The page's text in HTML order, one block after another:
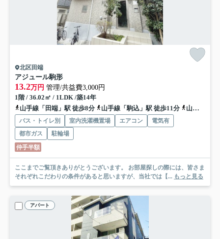
北区田端
アジュール駒形
13.2万円 管理/共益費3,000円
1階 / 36.02㎡ / 1LDK /築14年
山手線「田端」駅 徒歩8分
山手線「駒込」駅 徒歩11分 山手線「西日暮里」駅 徒歩15分
バス・トイレ別 室内洗濯機置場 エアコン
電気有
都市ガス
駐輪場
仲手半額
ここまでご覧頂きありがとうございます。 お部屋探しの際には、皆さま
それぞれこだわりの条件があると思いますが、当社では【... もっと見る
アパート